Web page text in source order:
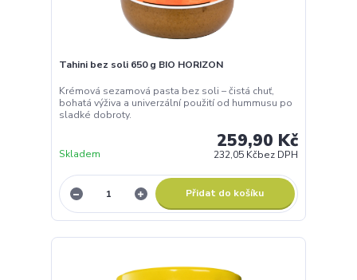
Tahini bez soli 650 g BIO HORIZON
Krémová sezamová pasta bez soli – čistá chuť,
bohatá výživa a univerzální použití od hummusu po
sladké dobroty.
259,90 Kč
232,05 Kčbez DPH
Skladem
Přidat do košíku